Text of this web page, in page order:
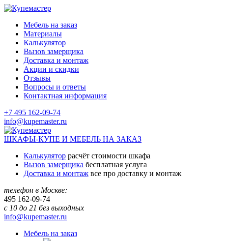
Мебель на заказ
Материалы
Калькулятор
Вызов замерщика
Доставка и монтаж
Акции и скидки
Отзывы
Вопросы и ответы
Контактная информация
+7 495 162-09-74
info@kupemaster.ru
ШКАФЫ-КУПЕ И МЕБЕЛЬ НА ЗАКАЗ
Калькулятор расчёт стоимости шкафа
Вызов замерщика бесплатная услуга
Доставка и монтаж все про доставку и монтаж
телефон в Москве:
495 162-09-74
с 10 до 21 без выходных
info@kupemaster.ru
Мебель на заказ